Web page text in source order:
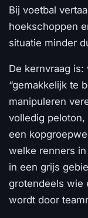
Bij voetbal
hoekschoppen
situatie minder
De kernvraag
“gemakkelijk te
manipuleren
volledig
een
welke renners
in een grijs
grotendeels wie
wordt door